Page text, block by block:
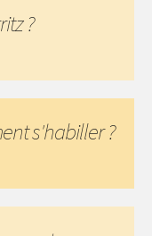
?
s'habiller ?